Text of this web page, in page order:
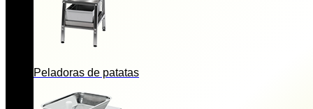
Peladoras de patatas